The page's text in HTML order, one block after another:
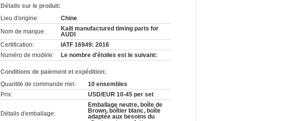
Détails sur le produit:
Lieu d'origine:
Chine
Nom de marque:
Kaili manufactured timing parts for
AUDI
Certification:
IATF 16949: 2016
Numéro de modèle:
Le nombre d'étoiles est le suivant:
Conditions de paiement et expédition:
Quantité de commande min:
10 ensembles
Prix:
USD/EUR 10-45 per set
Détails d'emballage:
Emballage neutre, boîte de
Brown, boîtier blanc, boîte
adaptée aux besoins du